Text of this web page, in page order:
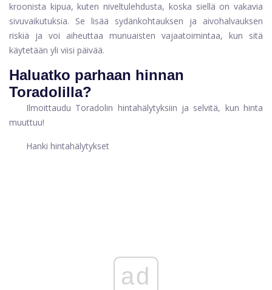
kroonista kipua, kuten niveltulehdusta, koska siellä on vakavia
sivuvaikutuksia. Se lisää sydänkohtauksen ja aivohalvauksen
riskiä ja voi aiheuttaa munuaisten vajaatoimintaa, kun sitä
käytetään yli viisi päivää.
Haluatko parhaan hinnan
Toradolilla?
Ilmoittaudu Toradolin hintahälytyksiin ja selvitä, kun hinta
muuttuu!
Hanki hintahälytykset
ad